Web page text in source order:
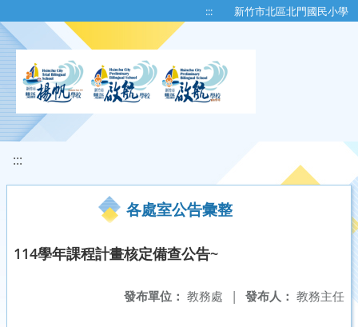
::: 新竹市北區北門國民小學
:::
各處室公告彙整
114學年課程計畫核定備查公告~
發布人： 教務主任
發布單位： 教務處 |